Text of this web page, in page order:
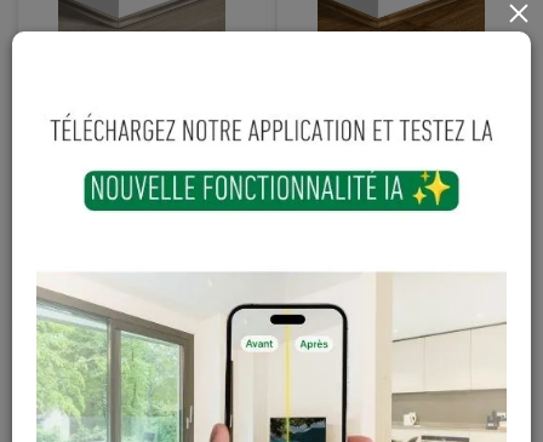
Moulure vinyle Quick
gris brun soyeux
40053 - 17 x 17 x
2400 mm
TTC
Moulure vinyle Quick
automne marron
40090 - 17 x 17 x
2400 mm
TTC
×